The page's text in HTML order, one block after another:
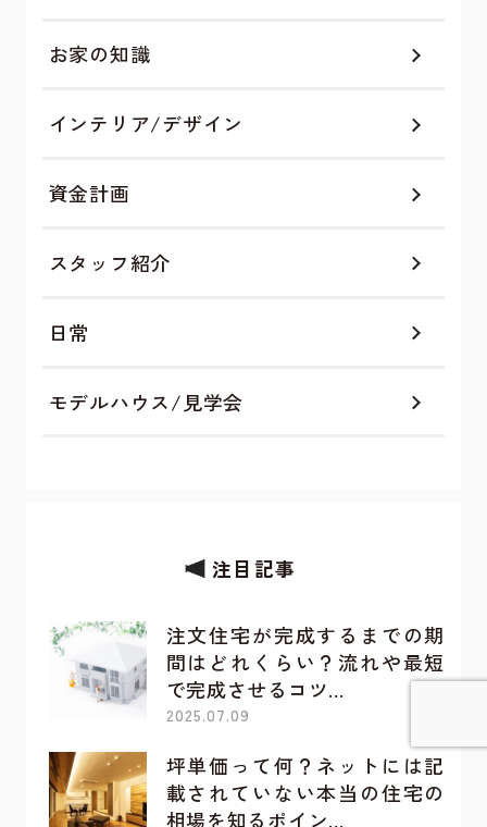
お家の知識
インテリア/デザイン
資金計画
スタッフ紹介
日常
モデルハウス/見学会
注目記事
注文住宅が完成するまでの期
間はどれくらい？流れや最短
で完成させるコツ…
2025.07.09
坪単価って何？ネットには記
載されていない本当の住宅の
相場を知るポイン…
詳しく見てみる